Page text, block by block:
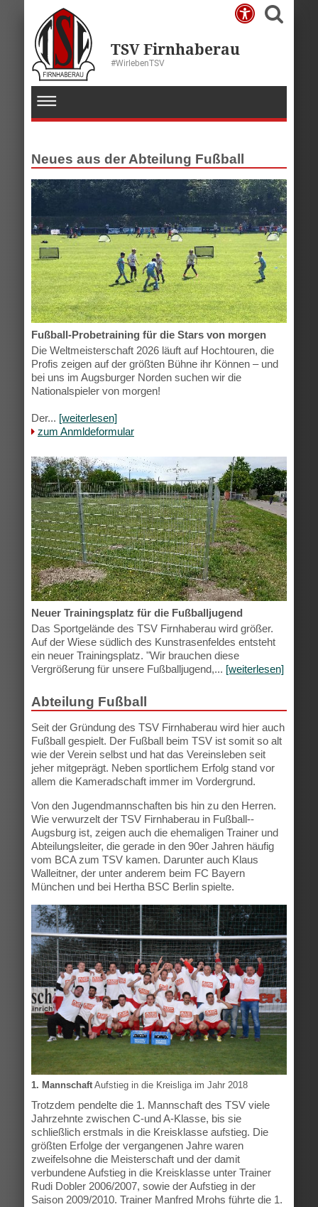
TSV Firnhaberau
#WirlebenTSV
Neues aus der Abteilung Fußball
Fußball-Probetraining für die Stars von morgen
Die Weltmeisterschaft 2026 läuft auf Hochtouren, die
Profis zeigen auf der größten Bühne ihr Können – und
bei uns im Augsburger Norden suchen wir die
Nationalspieler von morgen!
Der... [weiterlesen]
zum Anmldeformular
Neuer Trainingsplatz für die Fußballjugend
Das Sportgelände des TSV Firnhaberau wird größer.
Auf der Wiese südlich des Kunstrasenfeldes entsteht
ein neuer Trainingsplatz. "Wir brauchen diese
Vergrößerung für unsere Fußballjugend,... [weiterlesen]
Abteilung Fußball
Seit der Gründung des TSV Firnhaberau wird hier auch
Fußball gespielt. Der Fußball beim TSV ist somit so alt
wie der Verein selbst und hat das Vereinsleben seit
jeher mitgeprägt. Neben sportlichem Erfolg stand vor
allem die Kameradschaft immer im Vordergrund.
Von den Jugendmannschaften bis hin zu den Herren.
Wie verwurzelt der TSV Firnhaberau in Fußball-­
Augsburg ist, zeigen auch die ehemaligen Trainer und
Abteilungsleiter, die gerade in den 90er Jahren häufig
vom BCA zum TSV kamen. Darunter auch Klaus
Walleitner, der unter anderem beim FC Bayern
München und bei Hertha BSC Berlin spielte.
1. Mannschaft Aufstieg in die Kreisliga im Jahr 2018
Trotzdem pendelte die 1. Mannschaft des TSV viele
Jahrzehnte zwischen C-und A-Klasse, bis sie
schließlich erstmals in die Kreisklasse aufstieg. Die
größten Erfolge der vergangenen Jahre waren
zweifelsohne die Meisterschaft und der damit
verbundene Aufstieg in die Kreisklasse unter Trainer
Rudi Dobler 2006/2007, sowie der Aufstieg in der
Saison 2009/2010. Trainer Manfred Mrohs führte die 1.